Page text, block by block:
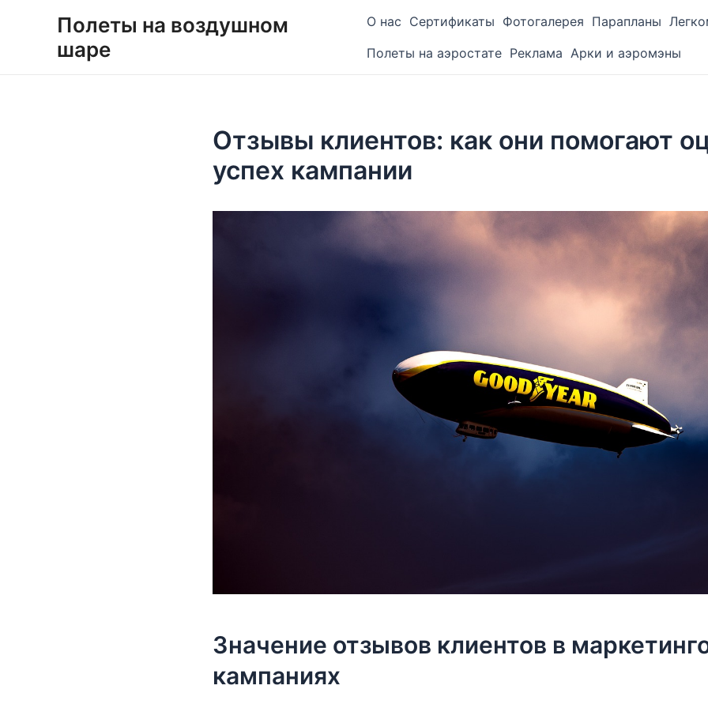
содержимому
Полеты на воздушном
шаре
О нас Сертификаты Фотогалерея Парапланы
Полеты на аэростате Реклама Арки и аэромэны
Отзывы клиентов: как они помогают
успех кампании
Значение отзывов клиентов в
кампаниях
записям